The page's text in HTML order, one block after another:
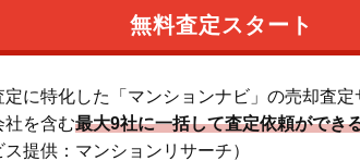
定に特化した「マンションナビ」の売却査定
社を含む最大9社に一括して査定依頼ができ
提供：マンションリサーチ）